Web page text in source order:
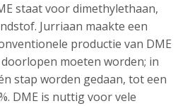
staat voor dimethylethaan,
Jurriaan maakte een
productie van DME
moeten worden; in
stap worden gedaan, tot een
DME is nuttig voor vele